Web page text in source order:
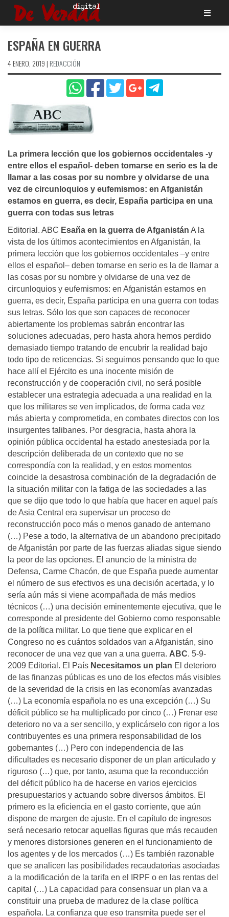
Saltar
ESPAÑA EN GUERRA
4 ENERO, 2019 | REDACCIÓN
La primera lección que los gobiernos occidentales -y
entre ellos el español- deben tomarse en serio es la de
llamar a las cosas por su nombre y olvidarse de una
vez de circunloquios y eufemismos: en Afganistán
estamos en guerra, es decir, España participa en una
guerra con todas sus letras
Editorial. ABC Esaña en la guerra de Afganistán A la
vista de los últimos acontecimientos en Afganistán, la
primera lección que los gobiernos occidentales –y entre
ellos el español– deben tomarse en serio es la de llamar a
las cosas por su nombre y olvidarse de una vez de
circunloquios y eufemismos: en Afganistán estamos en
guerra, es decir, España participa en una guerra con todas
sus letras. Sólo los que son capaces de reconocer
abiertamente los problemas sabrán encontrar las
soluciones adecuadas, pero hasta ahora hemos perdido
demasiado tiempo tratando de encubrir la realidad bajo
todo tipo de reticencias. Si seguimos pensando que lo que
hace allí el Ejército es una inocente misión de
reconstrucción y de cooperación civil, no será posible
establecer una estrategia adecuada a una realidad en la
que los militares se ven implicados, de forma cada vez
más abierta y comprometida, en combates directos con los
insurgentes talibanes. Por desgracia, hasta ahora la
opinión pública occidental ha estado anestesiada por la
descripción deliberada de un contexto que no se
correspondía con la realidad, y en estos momentos
coincide la desastrosa combinación de la degradación de
la situación militar con la fatiga de las sociedades a las
que se dijo que todo lo que había que hacer en aquel país
de Asia Central era supervisar un proceso de
reconstrucción poco más o menos ganado de antemano
(…) Pese a todo, la alternativa de un abandono precipitado
de Afganistán por parte de las fuerzas aliadas sigue siendo
la peor de las opciones. El anuncio de la ministra de
Defensa, Carme Chacón, de que España puede aumentar
el número de sus efectivos es una decisión acertada, y lo
sería aún más si viene acompañada de más medios
técnicos (…) una decisión eminentemente ejecutiva, que le
corresponde al presidente del Gobierno como responsable
de la política militar. Lo que tiene que explicar en el
Congreso no es cuántos soldados van a Afganistán, sino
reconocer de una vez que van a una guerra. ABC. 5-9-
2009 Editorial. El País Necesitamos un plan El deterioro
de las finanzas públicas es uno de los efectos más visibles
de la severidad de la crisis en las economías avanzadas
(…) La economía española no es una excepción (…) Su
déficit público se ha multiplicado por cinco (…) Frenar ese
deterioro no va a ser sencillo, y explicárselo con rigor a los
contribuyentes es una primera responsabilidad de los
gobernantes (…) Pero con independencia de las
dificultades es necesario disponer de un plan articulado y
riguroso (…) que, por tanto, asuma que la reconducción
del déficit público ha de hacerse en varios ejercicios
presupuestarios y actuando sobre diversos ámbitos. El
primero es la eficiencia en el gasto corriente, que aún
dispone de margen de ajuste. En el capítulo de ingresos
será necesario retocar aquellas figuras que más recauden
y menores distorsiones generen en el funcionamiento de
los agentes y de los mercados (…) Es también razonable
que se analicen las posibilidades recaudatorias asociadas
a la modificación de la tarifa en el IRPF o en las rentas del
capital (…) La capacidad para consensuar un plan va a
constituir una prueba de madurez de la clase política
española. La confianza que eso transmita puede ser el